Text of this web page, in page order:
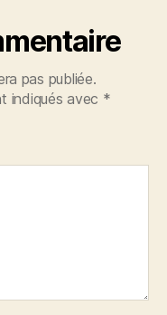
pas publiée.
indiqués avec *